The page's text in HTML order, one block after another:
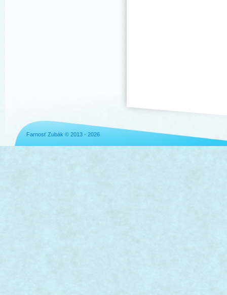
Farnosť Zubák © 2013 - 2026